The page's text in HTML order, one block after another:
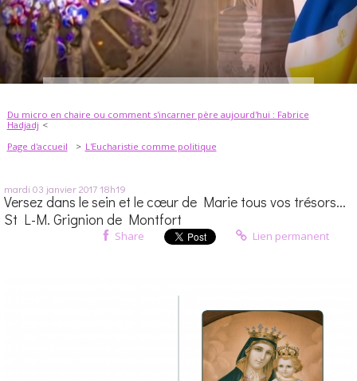
Du micro en chaire ou comment s'incarner père aujourd'hui : Fabrice
Hadjadj
Page d'accueil
L'Eucharistie comme politique
mardi 03 janvier 201718h19
Versez dans le sein et le cœur de Marie tous vos trésors...
St L-M. Grignion de Montfort
Share Lien permanent